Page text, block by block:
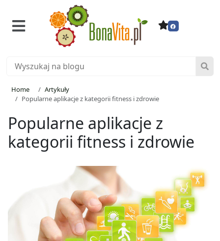
Home
Artykuły
Popularne aplikacje z kategorii fitness i zdrowie
Popularne aplikacje z
kategorii fitness i zdrowie